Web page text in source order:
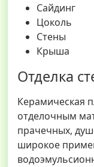
Сайдинг
Цоколь
Стены
Крыша
Отделка
Керамическая
отделочным
прачечных,
широкое